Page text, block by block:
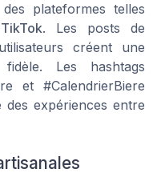
plateformes telles
. Les posts de
créent une
Les hashtags
et #CalendrierBiere
des expériences entre